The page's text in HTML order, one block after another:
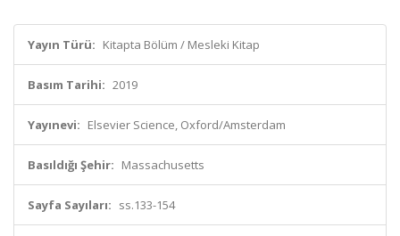
Yayın Türü: Kitapta Bölüm / Mesleki Kitap
Basım Tarihi: 2019
Yayınevi: Elsevier Science, Oxford/Amsterdam
Basıldığı Şehir: Massachusetts
Sayfa Sayıları: ss.133-154